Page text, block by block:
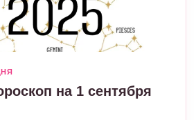
на 1 сентября